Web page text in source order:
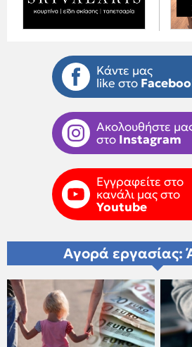
Κάντε μας
like στο
Ακολουθήστε
στο Instagram
Εγγραφείτε στο
κανάλι μας στο
Youtube
Αγορά εργασίας: